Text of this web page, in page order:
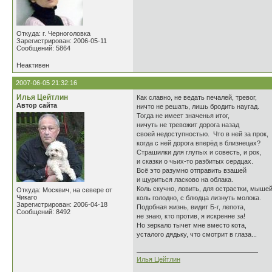
Откуда: г. Черноголовка
Зарегистрирован: 2006-05-11
Сообщений: 5864
Неактивен
2007-06-05 21:32:16
Илья Цейтлин
Автор сайта
Откуда: Москвич, на севере от
Чикаго
Зарегистрирован: 2006-04-18
Сообщений: 8492
Как славно, не ведать печалей, тревог,
ничто не решать, лишь бродить наугад.
Тогда не имеет значенья итог,
ничуть не тревожит дорога назад
своей недоступностью. Что в ней за прок,
когда с ней дорога вперёд в близнецах?
Страшилки для глупых и совесть, и рок,
и сказки о чьих-то разбитых сердцах.
Всё это разумно отправить взашей
и щуриться ласково на облака.
Коль скучно, ловить, для острастки,
коль голодно, с блюдца лизнуть молока.
Подобная жизнь, видит Б-г, лепота,
не знаю, кто против, я искренне за!
Но зеркало тычет мне вместо кота,
усталого дядьку, что смотрит в глаза...
Илья Цейтлин